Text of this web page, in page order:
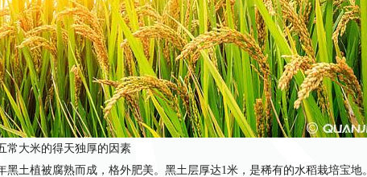
常大米的得天独厚的因素
土植被腐熟而成，格外肥美。黑土层厚达1米，是稀有的水稻栽培宝地。